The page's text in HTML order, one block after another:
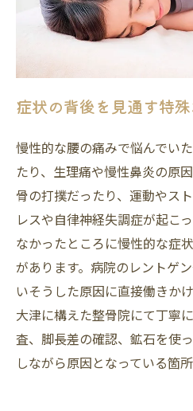
症状の背後を見通す特
慢性的な腰の痛みで悩んでい
たり、生理痛や慢性鼻炎の原
骨の打撲だったり、運動やス
レスや自律神経失調症が起こ
なかったところに慢性的な症
があります。病院のレントゲ
いそうした原因に直接働きかけ
大津に構えた整骨院にて丁寧
査、脚長差の確認、鉱石を使
しながら原因となっている箇所